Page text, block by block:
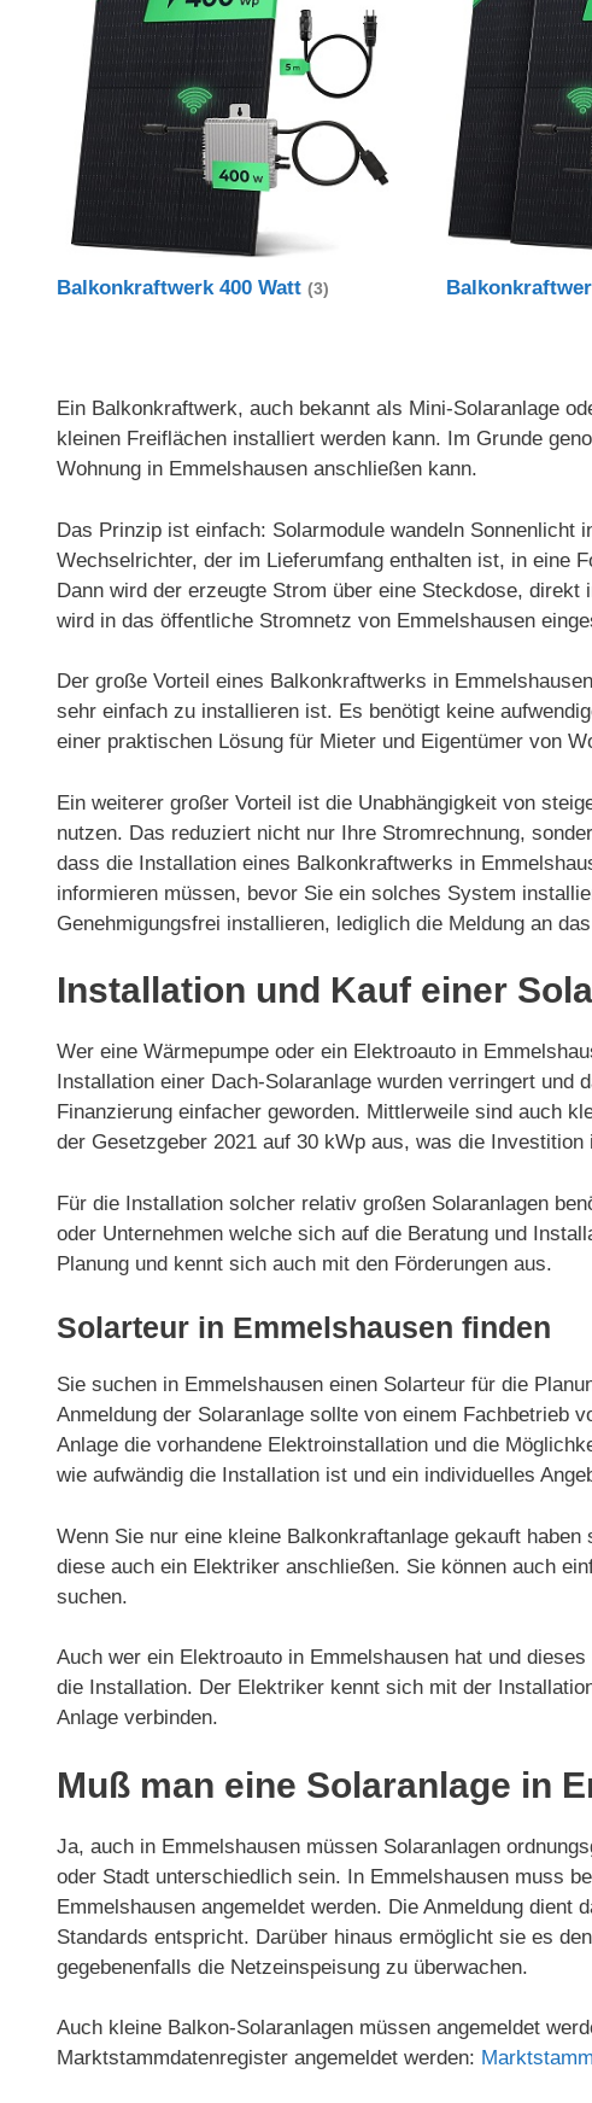
Balkonkraftwerk 400 Watt (3)
Ein Balkonkraftwerk, auch bekannt als Mini-Solaranlage
kleinen Freiflächen installiert werden kann. Im Grunde
Wohnung in Emmelshausen anschließen kann.
Das Prinzip ist einfach: Solarmodule wandeln
Wechselrichter, der im Lieferumfang enthalten ist, in eine
Dann wird der erzeugte Strom über eine Steckdose,
wird in das öffentliche Stromnetz von Emmelshausen
Der große Vorteil eines Balkonkraftwerks in
sehr einfach zu installieren ist. Es benötigt keine
einer praktischen Lösung für Mieter und Eigentümer von
Ein weiterer großer Vorteil ist die Unabhängigkeit von
nutzen. Das reduziert nicht nur Ihre Stromrechnung,
dass die Installation eines Balkonkraftwerks in
informieren müssen, bevor Sie ein solches System
Genehmigungsfrei installieren, lediglich die Meldung an
Installation und Kauf einer
Wer eine Wärmepumpe oder ein Elektroauto in
Installation einer Dach-Solaranlage wurden verringert
Finanzierung einfacher geworden. Mittlerweile sind auch
der Gesetzgeber 2021 auf 30 kWp aus, was die
Für die Installation solcher relativ großen Solaranlagen
oder Unternehmen welche sich auf die Beratung und
Planung und kennt sich auch mit den Förderungen aus.
Solarteur in Emmelshausen finden
Sie suchen in Emmelshausen einen Solarteur für die
Anmeldung der Solaranlage sollte von einem Fachbetrieb
Anlage die vorhandene Elektroinstallation und die
wie aufwändig die Installation ist und ein individuelles
Wenn Sie nur eine kleine Balkonkraftanlage gekauft
diese auch ein Elektriker anschließen. Sie können auch
suchen.
Auch wer ein Elektroauto in Emmelshausen hat und
die Installation. Der Elektriker kennt sich mit der
Anlage verbinden.
Muß man eine Solaranlage in
Ja, auch in Emmelshausen müssen Solaranlagen
oder Stadt unterschiedlich sein. In Emmelshausen muss
Emmelshausen angemeldet werden. Die Anmeldung
Standards entspricht. Darüber hinaus ermöglicht sie es
gegebenenfalls die Netzeinspeisung zu überwachen.
Auch kleine Balkon-Solaranlagen müssen angemeldet
Marktstammdatenregister angemeldet werden: